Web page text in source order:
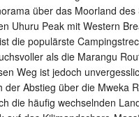
über das Moorland des
Uhuru Peak mit Western
die populärste
als die Marangu
Weg ist jedoch
der Abstieg über die Mweka
die häufig wechselnden